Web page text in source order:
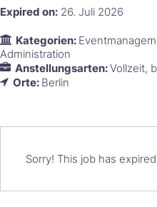
Expired on: 26. Juli 2026
Kategorien:
Administration
Anstellungsarten:Vollzeit
Orte: Berlin
Sorry! This job has